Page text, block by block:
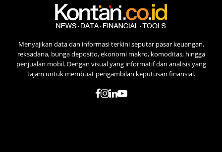
Menyajikan data dan informasi terkini seputar pasar keuangan,
reksadana, bunga deposito, ekonomi makro, komoditas, hingga
penjualan mobil. Dengan visual yang informatif dan analisis yang
tajam untuk membuat pengambilan keputusan finansial.